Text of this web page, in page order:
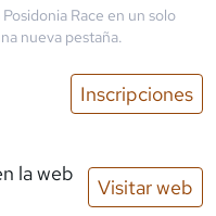
Posidonia Race en un solo
nueva pestaña.
Inscripciones
la web
Visitar web